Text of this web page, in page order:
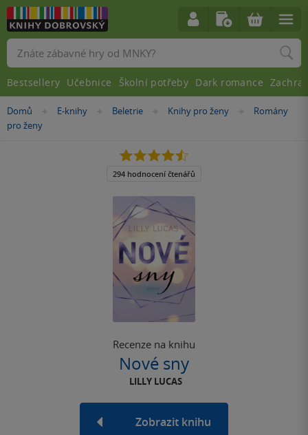
Nacházíte
se
Domů »
E-knihy »
Beletrie »
Knihy pro ženy »
Romány
pro ženy
Recenze na knihu
Nové sny
LILLY LUCAS
Zobrazit knihu
4.5
z
5
294 hodnocení čtenářů
Vyhledávání
Bestsellery Učebnice Školní potřeby Dark romance